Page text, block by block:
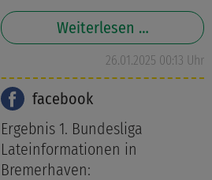
Weiterlesen …
26.01.2025 00:13 Uhr
facebook
Ergebnis 1. Bundesliga
Lateinformationen in
Bremerhaven: